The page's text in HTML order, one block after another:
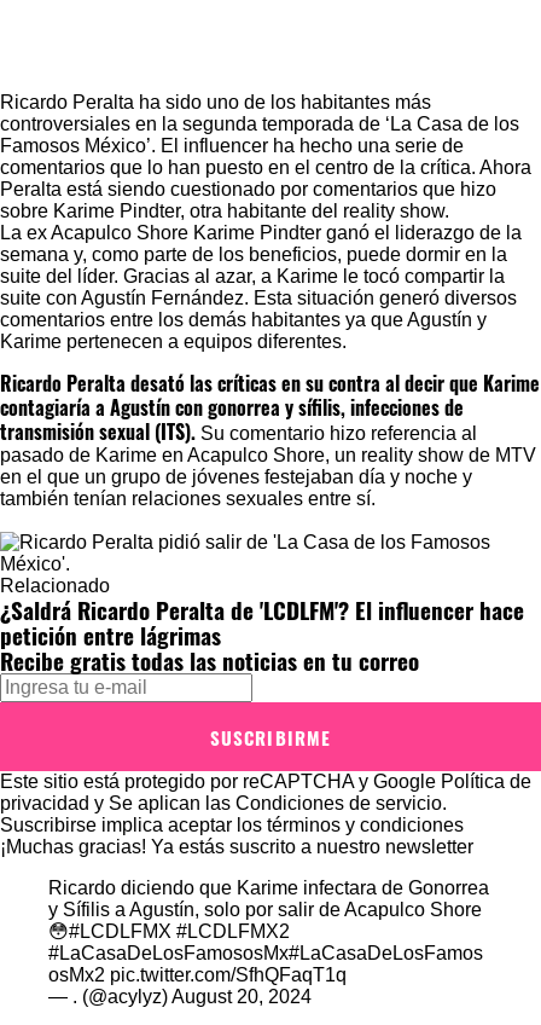
Ricardo Peralta ha sido uno de los habitantes más
controversiales en la segunda temporada de ‘La Casa de los
Famosos México’. El influencer ha hecho una serie de
comentarios que lo han puesto en el centro de la crítica. Ahora
Peralta está siendo cuestionado por comentarios que hizo
sobre Karime Pindter, otra habitante del reality show.
La ex Acapulco Shore Karime Pindter ganó el liderazgo de la
semana y, como parte de los beneficios, puede dormir en la
suite del líder. Gracias al azar, a Karime le tocó compartir la
suite con Agustín Fernández. Esta situación generó diversos
comentarios entre los demás habitantes ya que Agustín y
Karime pertenecen a equipos diferentes.
Ricardo Peralta desató las críticas en su contra al decir que Karime
contagiaría a Agustín con gonorrea y sífilis, infecciones de
transmisión sexual (ITS). Su comentario hizo referencia al
pasado de Karime en Acapulco Shore, un reality show de MTV
en el que un grupo de jóvenes festejaban día y noche y
también tenían relaciones sexuales entre sí.
Relacionado
¿Saldrá Ricardo Peralta de 'LCDLFM'? El influencer hace
petición entre lágrimas
Recibe gratis todas las noticias en tu correo
SUSCRIBIRME
Este sitio está protegido por reCAPTCHA y Google Política de
privacidad y Se aplican las Condiciones de servicio.
Suscribirse implica aceptar los términos y condiciones
¡Muchas gracias! Ya estás suscrito a nuestro newsletter
Ricardo diciendo que Karime infectara de Gonorrea
y Sífilis a Agustín, solo por salir de Acapulco Shore
😳#LCDLFMX #LCDLFMX2
#LaCasaDeLosFamososMx#LaCasaDeLosFamos
osMx2 pic.twitter.com/SfhQFaqT1q
— . (@acylyz)August 20, 2024